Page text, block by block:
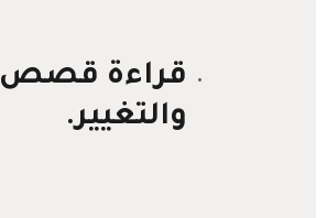
قراءة قصص
والتغيير.